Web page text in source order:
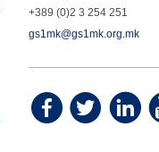
+389 (0)2 3 254 251
gs1mk@gs1mk.org.mk